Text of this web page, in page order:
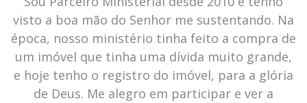
visto a boa mão do Senhor me sustentando. Na
época, nosso ministério tinha feito a compra de
um imóvel que tinha uma dívida muito grande,
e hoje tenho o registro do imóvel, para a glória
de Deus. Me alegro em participar e ver a